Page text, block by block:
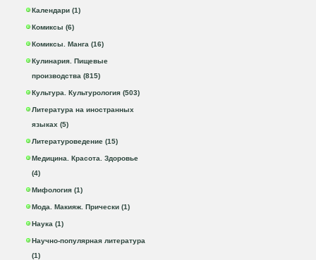
Календари (1)
Комиксы (6)
Комиксы. Манга (16)
Кулинария. Пищевые
производства (815)
Культура. Культурология (503)
Литература на иностранных
языках (5)
Литературоведение (15)
Медицина. Красота. Здоровье
(4)
Мифология (1)
Мода. Макияж. Прически (1)
Наука (1)
Научно-популярная литература
(1)